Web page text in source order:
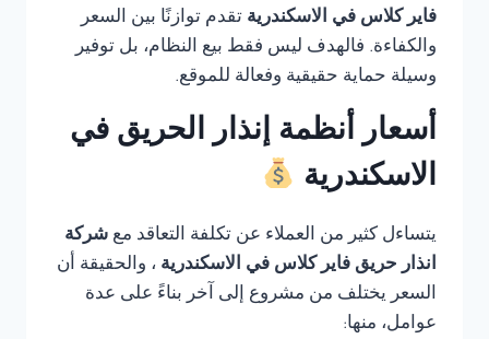
فاير كلاس في الاسكندرية تقدم توازنًا بين السعر
والكفاءة. فالهدف ليس فقط بيع النظام، بل توفير
وسيلة حماية حقيقية وفعالة للموقع.
أسعار أنظمة إنذار الحريق في
الاسكندرية
يتساءل كثير من العملاء عن تكلفة التعاقد مع شركة
انذار حريق فاير كلاس في الاسكندرية ، والحقيقة أن
السعر يختلف من مشروع إلى آخر بناءً على عدة
عوامل، منها: